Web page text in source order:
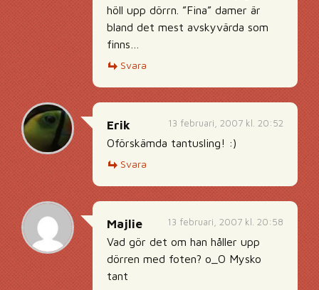
höll upp dörrn. ”Fina” damer är
bland det mest avskyvärda som
finns…
Svara
13 februari, 2007 kl. 20:52
Erik
Oförskämda tantusling! :)
Svara
13 februari, 2007 kl. 20:58
Majlie
Vad gör det om han håller upp
dörren med foten? o_O Mysko
tant